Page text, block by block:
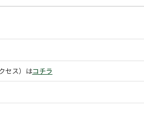
セス）はコチラ